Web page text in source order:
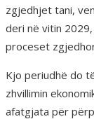
zgjedhjet tani,
deri në vitin
proceset
Kjo periudhë do
zhvillimin
afatgjata për